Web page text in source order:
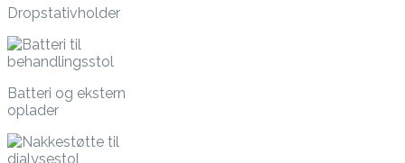
Dropstativholder
Batteri og ekstern
oplader